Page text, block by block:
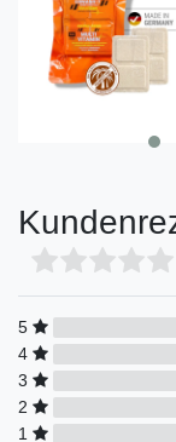
5
4
3
2
1